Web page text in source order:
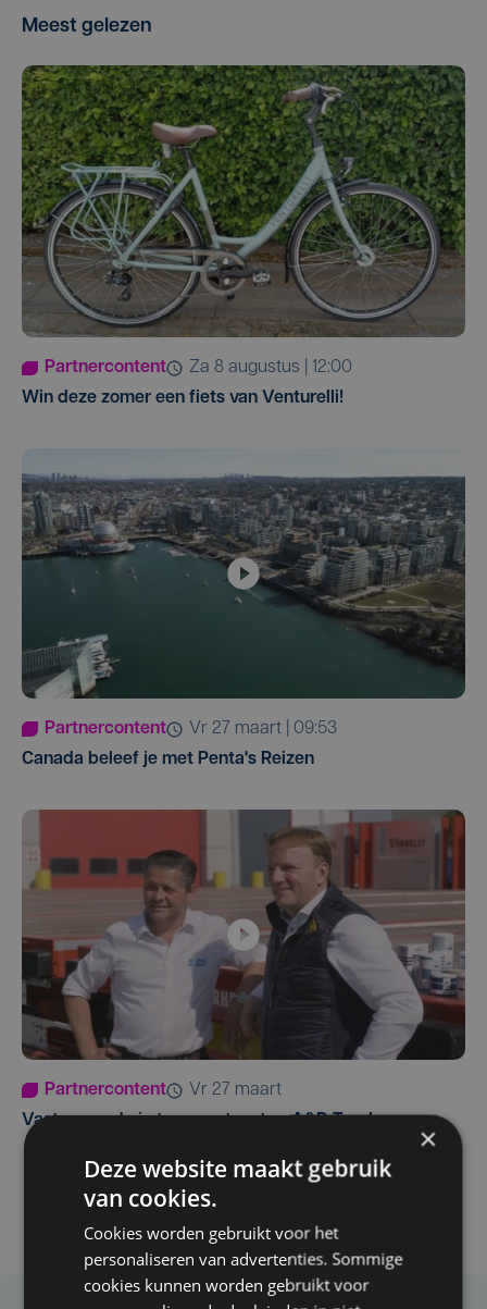
Meest gelezen
Partnercontent
za 8 augustus | 12:00
Win deze zomer een fiets van Venturelli!
Partnercontent
vr 27 maart | 09:53
Canada beleef je met Penta's Reizen
Partnercontent
vr 27 maart
Vaste waarde in transportsector: A&D Trucks
×
Deze website maakt gebruik
van cookies.
Cookies worden gebruikt voor het
personaliseren van advertenties. Sommige
cookies kunnen worden gebruikt voor